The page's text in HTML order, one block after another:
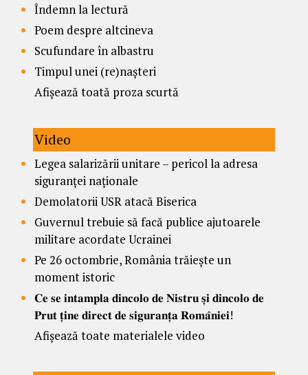
Îndemn la lectură
Poem despre altcineva
Scufundare în albastru
Timpul unei (re)nașteri
Afișează toată proza scurtă
Video
Legea salarizării unitare – pericol la adresa
siguranței naționale
Demolatorii USR atacă Biserica
Guvernul trebuie să facă publice ajutoarele
militare acordate Ucrainei
Pe 26 octombrie, România trăiește un
moment istoric
𝐂𝐞 𝐬𝐞 𝐢𝐧𝐭𝐚𝐦𝐩𝐥𝐚 𝐝𝐢𝐧𝐜𝐨𝐥𝐨 𝐝𝐞 𝐍𝐢𝐬𝐭𝐫𝐮 𝐬̦𝐢 𝐝𝐢𝐧𝐜𝐨𝐥𝐨 𝐝𝐞
𝐏𝐫𝐮𝐭 𝐭̦𝐢𝐧𝐞 𝐝𝐢𝐫𝐞𝐜𝐭 𝐝𝐞 𝐬𝐢𝐠𝐮𝐫𝐚𝐧𝐭̦𝐚 𝐑𝐨𝐦𝐚̂𝐧𝐢𝐞𝐢!
Afișează toate materialele video